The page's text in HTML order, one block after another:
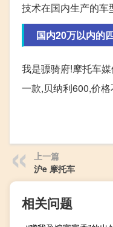
技术在国内生产的车
国内20万以内的
我是骠骑府!摩托车
一款,贝纳利600,价格
上一篇
沪e 摩托车
相关问题